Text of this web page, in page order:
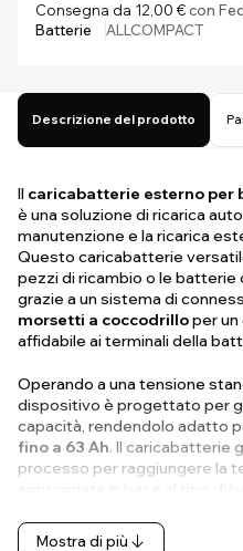
Consegna da 12,00 €con
Batterie
ALLCOMPACT
Descrizione del prodotto
Il caricabatterie esterno per
è una soluzione di ricarica
manutenzione e la ricarica
Questo caricabatterie
pezzi di ricambio o le batterie
grazie a un sistema di
morsetti a coccodrilloper
affidabile ai terminali della
Operando a una tensione
dispositivo è progettato per
capacità, rendendolo adatto
fino a 63 Ah. Il caricabatterie
processo per raggiungere la
appropriata in base al tipo di
Mostra di più